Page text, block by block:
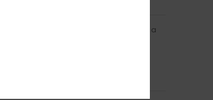
Compra verificada